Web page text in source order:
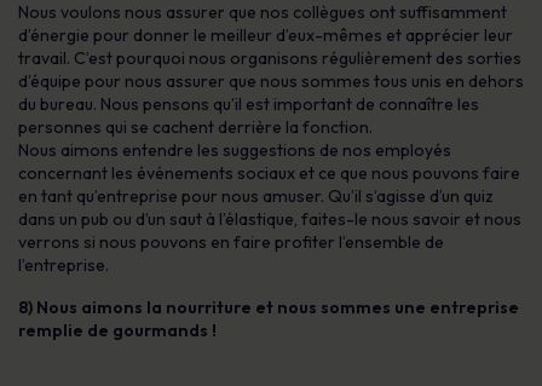
Nous voulons nous assurer que nos collègues ont suffisamment
d’énergie pour donner le meilleur d’eux-mêmes et apprécier leur
travail. C’est pourquoi nous organisons régulièrement des sorties
d’équipe pour nous assurer que nous sommes tous unis en dehors
du bureau. Nous pensons qu’il est important de connaître les
personnes qui se cachent derrière la fonction.
Nous aimons entendre les suggestions de nos employés
concernant les événements sociaux et ce que nous pouvons faire
en tant qu’entreprise pour nous amuser. Qu’il s’agisse d’un quiz
dans un pub ou d’un saut à l’élastique, faites-le nous savoir et nous
verrons si nous pouvons en faire profiter l’ensemble de
l’entreprise.
8) Nous aimons la nourriture et nous sommes une entreprise
remplie de gourmands !